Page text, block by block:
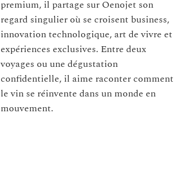
premium, il partage sur Oenojet son
regard singulier où se croisent business,
innovation technologique, art de vivre et
expériences exclusives. Entre deux
voyages ou une dégustation
confidentielle, il aime raconter comment
le vin se réinvente dans un monde en
mouvement.